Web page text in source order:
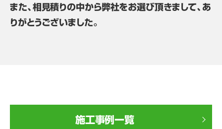
また、相見積りの中から弊社をお選び頂きまして、あ
りがとうございました。
施工事例一覧